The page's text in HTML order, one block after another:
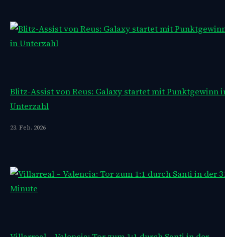
Blitz-Assist von Reus: Galaxy startet mit Punktgewinn
Unterzahl
23. Feb. 2026